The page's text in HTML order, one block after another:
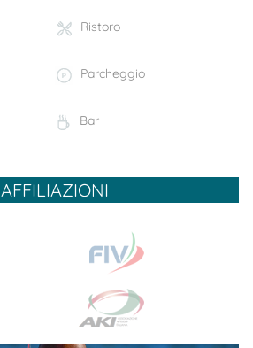
Ristoro
Parcheggio
Bar
AFFILIAZIONI